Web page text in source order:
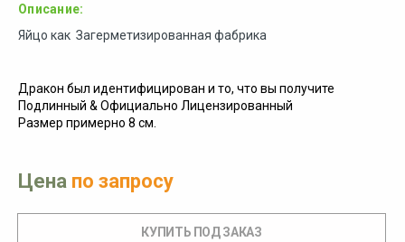
Описание:
Яйцо как Загерметизированная фабрика
Дракон был идентифицирован и то, что вы получите
Подлинный & Официально Лицензированный
Размер примерно 8 см.
Цена по запросу